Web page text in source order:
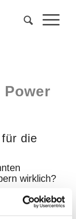
Power
die
wirklich?